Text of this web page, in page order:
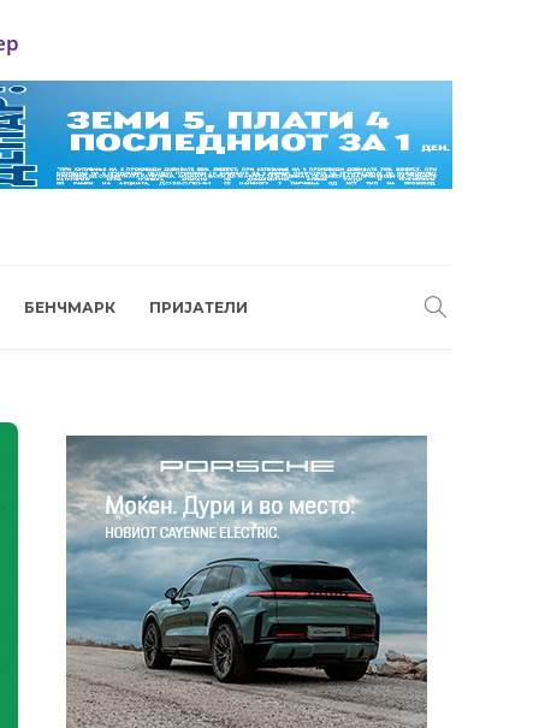
БЕНЧМАРК ПРИЈАТЕЛИ